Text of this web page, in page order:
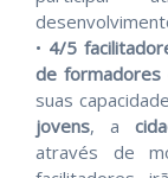
• 4/5
de
suas
jovens, a
através de